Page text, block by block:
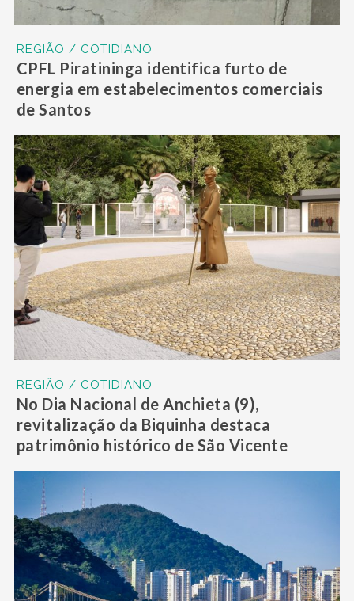
REGIÃO / COTIDIANO
CPFL Piratininga identifica furto de
energia em estabelecimentos comerciais
de Santos
REGIÃO / COTIDIANO
No Dia Nacional de Anchieta (9),
revitalização da Biquinha destaca
patrimônio histórico de São Vicente